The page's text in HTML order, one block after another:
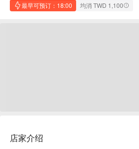
最早可预订：18:00 均消 TWD 1,100
店家介绍